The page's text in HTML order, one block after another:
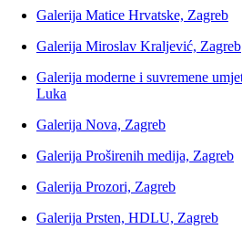
Galerija Matice Hrvatske, Zagreb
Galerija Miroslav Kraljević, Zagreb
Galerija moderne i suvremene
Luka
Galerija Nova, Zagreb
Galerija Proširenih medija, Zagreb
Galerija Prozori, Zagreb
Galerija Prsten, HDLU, Zagreb